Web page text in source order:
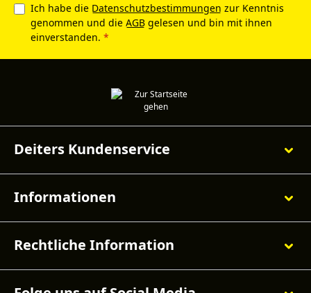
Ich habe die Datenschutzbestimmungen zur Kenntnis
genommen und die AGB gelesen und bin mit ihnen
einverstanden. *
Deiters Kundenservice
Informationen
Rechtliche Information